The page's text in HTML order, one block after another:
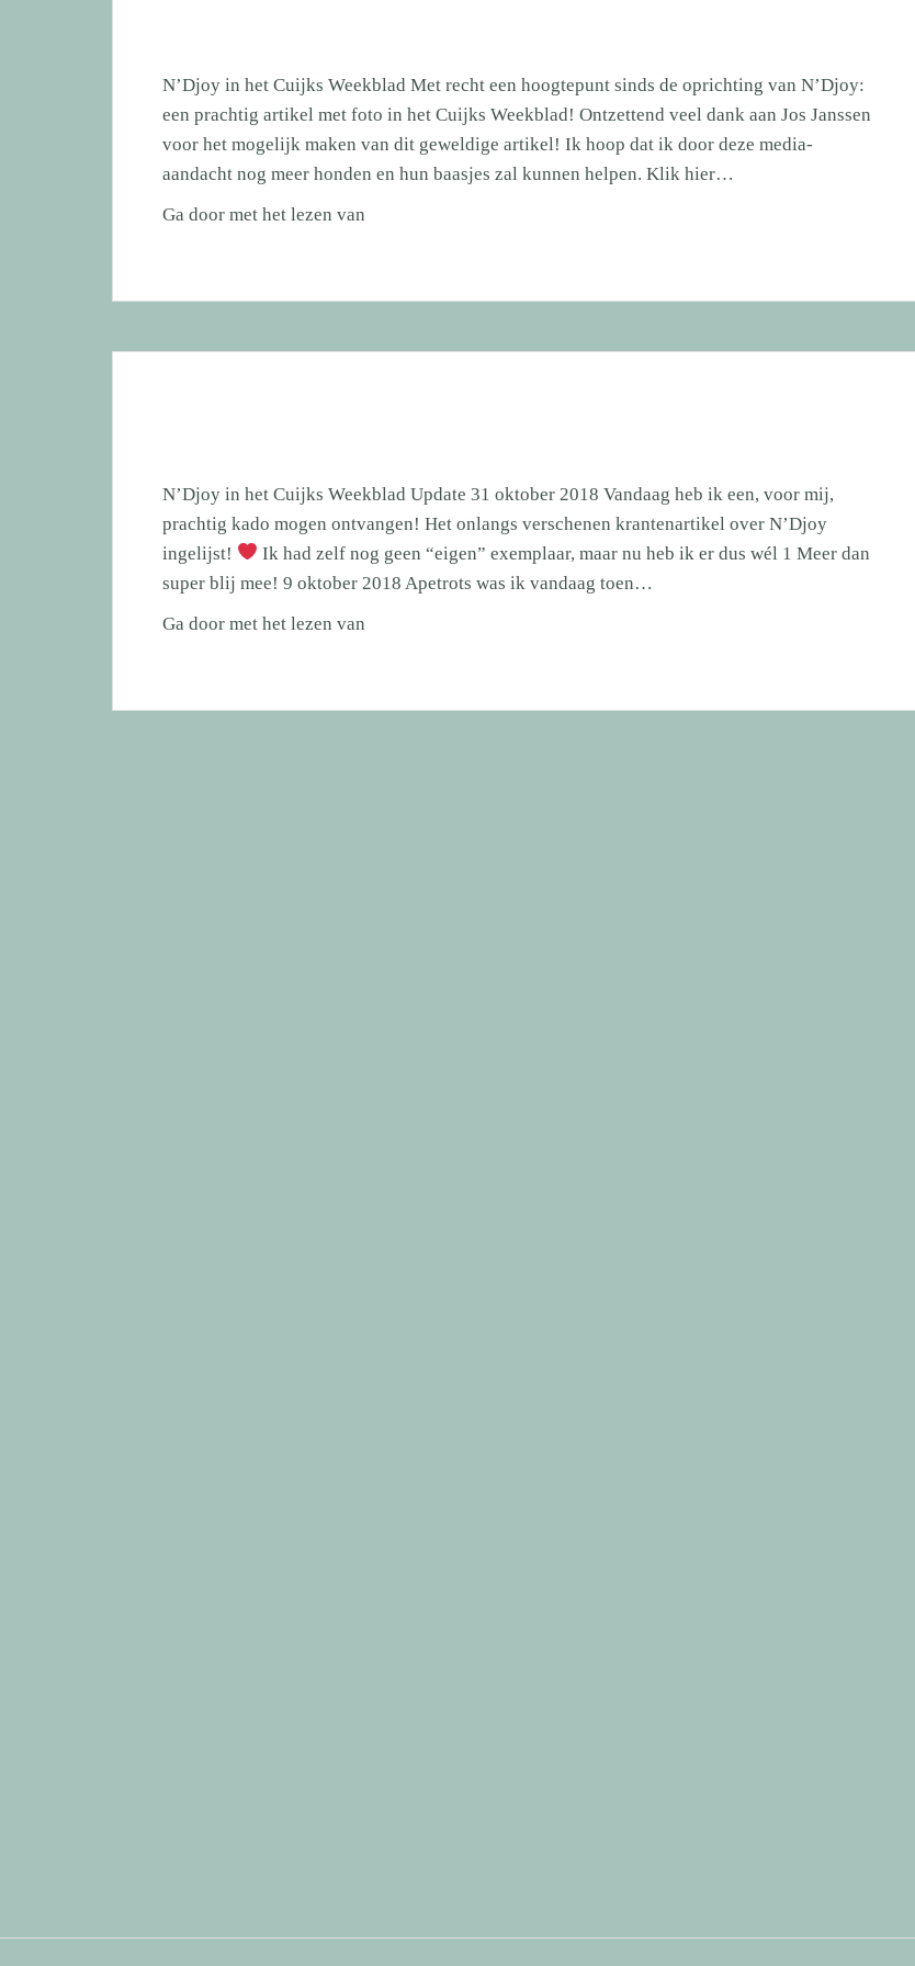
N’Djoy in het Cuijks Weekblad Met recht een hoogtepunt sinds de oprichting van N’Djoy:
een prachtig artikel met foto in het Cuijks Weekblad! Ontzettend veel dank aan Jos Janssen
voor het mogelijk maken van dit geweldige artikel! Ik hoop dat ik door deze media-
aandacht nog meer honden en hun baasjes zal kunnen helpen. Klik hier…
Ga door met het lezen van
Cuijks
N’Djoy in het Cuijks Weekblad Update 31 oktober 2018 Vandaag heb ik een, voor mij,
prachtig kado mogen ontvangen! Het onlangs verschenen krantenartikel over N’Djoy
ingelijst!
Ik had zelf nog geen “eigen” exemplaar, maar nu heb ik er dus wél 1 Meer dan
super blij mee! 9 oktober 2018 Apetrots was ik vandaag toen…
Ga door met het lezen van
Cuijks